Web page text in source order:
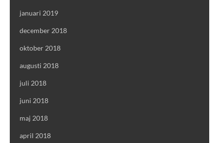
januari 2019
december 2018
oktober 2018
augusti 2018
juli 2018
juni 2018
maj 2018
april 2018